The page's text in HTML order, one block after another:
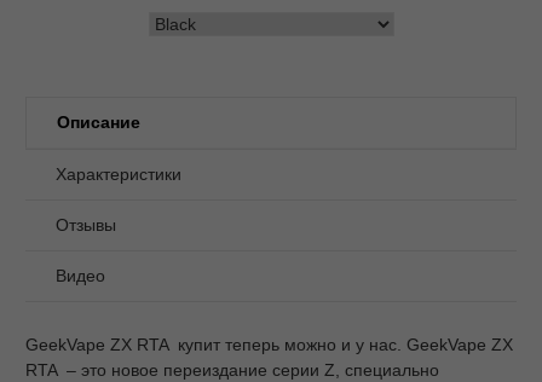
Описание
Характеристики
Отзывы
Видео
GeekVape ZX RTA купит теперь можно и у нас. GeekVape ZX
RTA – это новое переиздание серии Z, специально